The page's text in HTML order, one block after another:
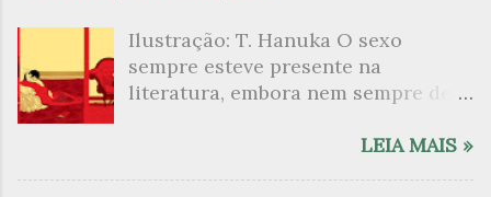
i
o
Ilustração: T. Hanuka O sexo
sempre esteve presente na
literatura, embora nem sempre de
que mergulharam em sua própria
LEIA MAIS »